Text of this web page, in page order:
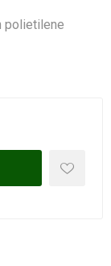
polietilene